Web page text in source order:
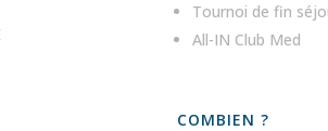
Tournoi de fin
All-IN Club Med
COMBIEN ?